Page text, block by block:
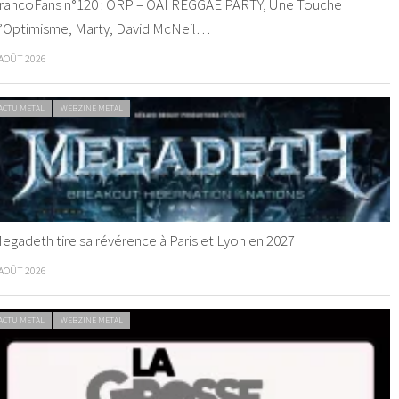
n°120 : ORP – OAI REGGAE PARTY, Une Touche
Marty, David McNeil…
2026
METAL WEBZINE METAL
tire sa révérence à Paris et Lyon en 2027
2026
METAL WEBZINE METAL